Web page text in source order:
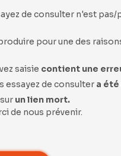
de consulter n'est
pour une des
saisie contient une
essayez de consulter a
un lien mort.
de nous prévenir.